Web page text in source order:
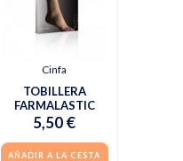
Cinfa
TOBILLERA
FARMALASTIC
5,50 €
AÑADIR A LA CESTA